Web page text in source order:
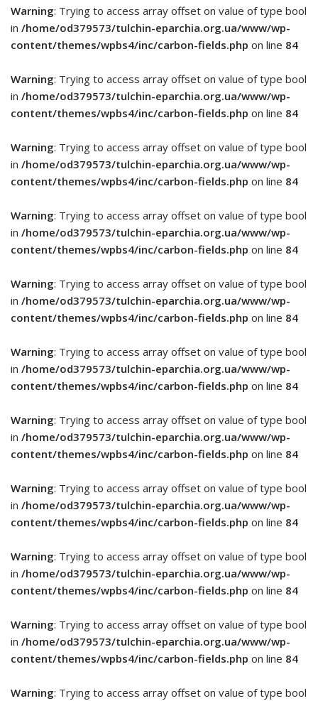
Warning: Trying to access array offset on value of type bool
in /home/od379573/tulchin-eparchia.org.ua/www/wp-
content/themes/wpbs4/inc/carbon-fields.php on line 84
Warning: Trying to access array offset on value of type bool
in /home/od379573/tulchin-eparchia.org.ua/www/wp-
content/themes/wpbs4/inc/carbon-fields.php on line 84
Warning: Trying to access array offset on value of type bool
in /home/od379573/tulchin-eparchia.org.ua/www/wp-
content/themes/wpbs4/inc/carbon-fields.php on line 84
Warning: Trying to access array offset on value of type bool
in /home/od379573/tulchin-eparchia.org.ua/www/wp-
content/themes/wpbs4/inc/carbon-fields.php on line 84
Warning: Trying to access array offset on value of type bool
in /home/od379573/tulchin-eparchia.org.ua/www/wp-
content/themes/wpbs4/inc/carbon-fields.php on line 84
Warning: Trying to access array offset on value of type bool
in /home/od379573/tulchin-eparchia.org.ua/www/wp-
content/themes/wpbs4/inc/carbon-fields.php on line 84
Warning: Trying to access array offset on value of type bool
in /home/od379573/tulchin-eparchia.org.ua/www/wp-
content/themes/wpbs4/inc/carbon-fields.php on line 84
Warning: Trying to access array offset on value of type bool
in /home/od379573/tulchin-eparchia.org.ua/www/wp-
content/themes/wpbs4/inc/carbon-fields.php on line 84
Warning: Trying to access array offset on value of type bool
in /home/od379573/tulchin-eparchia.org.ua/www/wp-
content/themes/wpbs4/inc/carbon-fields.php on line 84
Warning: Trying to access array offset on value of type bool
in /home/od379573/tulchin-eparchia.org.ua/www/wp-
content/themes/wpbs4/inc/carbon-fields.php on line 84
Warning: Trying to access array offset on value of type bool